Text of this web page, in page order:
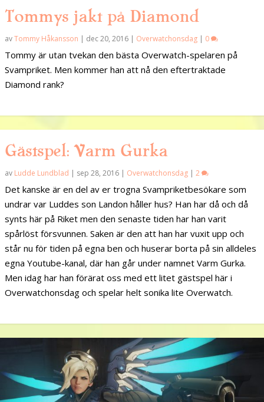
Tommys jakt på Diamond
avTommy Håkansson | dec 20, 2016 | Overwatchonsdag | 0
Tommy är utan tvekan den bästa Overwatch-spelaren på
Svampriket. Men kommer han att nå den eftertraktade
Diamond rank?
Gästspel: Varm Gurka
av Ludde Lundblad | sep 28, 2016 | Overwatchonsdag | 2
Det kanske är en del av er trogna Svampriketbesökare som
undrar var Luddes son Landon håller hus? Han har då och då
synts här på Riket men den senaste tiden har han varit
spårlöst försvunnen. Saken är den att han har vuxit upp och
står nu för tiden på egna ben och huserar borta på sin alldeles
egna Youtube-kanal, där han går under namnet Varm Gurka.
Men idag har han förärat oss med ett litet gästspel här i
Overwatchonsdag och spelar helt sonika lite Overwatch.